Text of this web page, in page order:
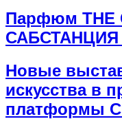
Парфюм THE
САБСТАНЦИЯ
Новые
искусства в
платформы